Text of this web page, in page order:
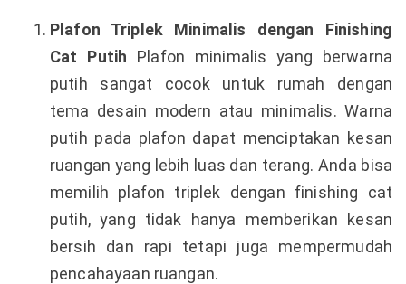
Plafon Triplek Minimalis dengan Finishing
Cat Putih Plafon minimalis yang berwarna
putih sangat cocok untuk rumah dengan
tema desain modern atau minimalis. Warna
putih pada plafon dapat menciptakan kesan
ruangan yang lebih luas dan terang. Anda bisa
memilih plafon triplek dengan finishing cat
putih, yang tidak hanya memberikan kesan
bersih dan rapi tetapi juga mempermudah
pencahayaan ruangan.